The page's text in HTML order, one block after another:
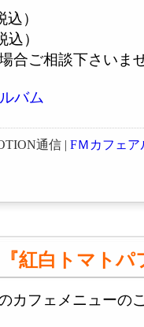
）
）
合ご相談下さいま
バム
通信 | FＭカフェア
紅白トマトパ
カフェメニューの